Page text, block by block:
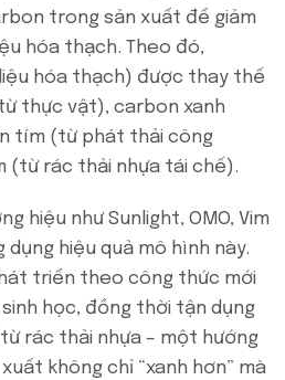
trong sản xuất để giảm
hóa thạch. Theo đó,
hóa thạch) được thay thế
thực vật), carbon xanh
tím (từ phát thải công
(từ rác thải nhựa tái chế).
hiệu như Sunlight, OMO, Vim
hiệu quả mô hình này.
triển theo công thức mới
học, đồng thời tận dụng
rác thải nhựa – một hướng
không chỉ “xanh hơn” mà